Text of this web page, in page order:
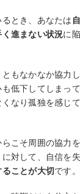
とき、あなたは
進まない状況に
もなかなか協力
低下してしまっ
くなり孤独を感じ
こそ周囲の協力
に対して、自信を
ことが大切です。